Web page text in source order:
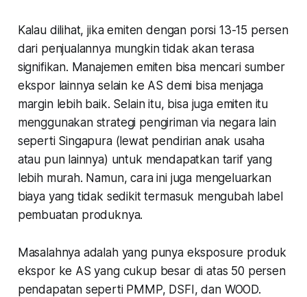
Kalau dilihat, jika emiten dengan porsi 13-15 persen
dari penjualannya mungkin tidak akan terasa
signifikan. Manajemen emiten bisa mencari sumber
ekspor lainnya selain ke AS demi bisa menjaga
margin lebih baik. Selain itu, bisa juga emiten itu
menggunakan strategi pengiriman via negara lain
seperti Singapura (lewat pendirian anak usaha
atau pun lainnya) untuk mendapatkan tarif yang
lebih murah. Namun, cara ini juga mengeluarkan
biaya yang tidak sedikit termasuk mengubah label
pembuatan produknya.
Masalahnya adalah yang punya eksposure produk
ekspor ke AS yang cukup besar di atas 50 persen
pendapatan seperti PMMP, DSFI, dan WOOD.